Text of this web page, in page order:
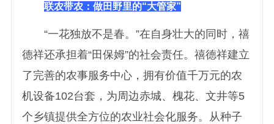
联农带农：做田野里的“大管家”
“一花独放不是春。”在自身壮大的同时，禧
德祥还承担着“田保姆”的社会责任。禧德祥建立
了完善的农事服务中心，拥有价值千万元的农
机设备102台套，为周边赤城、槐花、文井等5
个乡镇提供全方位的农业社会化服务。从种子